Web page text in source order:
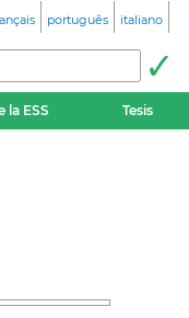
português italiano
la ESS Tesis